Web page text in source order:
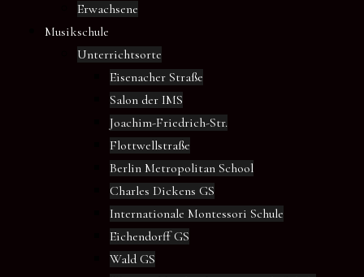
Erwachsene
Musikschule
Unterrichtsorte
Eisenacher Straße
Salon der IMS
Joachim-Friedrich-Str.
Flottwellstraße
Berlin Metropolitan School
Charles Dickens GS
Internationale Montessori Schule
Eichendorff GS
Wald GS